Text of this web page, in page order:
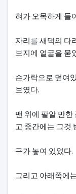
혀가 오목하게 들
자리를 새댁의 다
보지에 얼굴을 묻
손가락으로 덮여
보였다.
맨 위에 팥알 만
고 중간에는 그것
구가 놓여 있었다.
그리고 아래쪽에